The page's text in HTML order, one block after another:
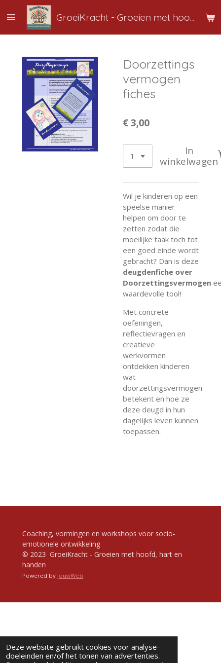
Deze website gebruikt cookies voor analyse-
doeleinden en/of het tonen van advertenties.
direct
GroeiKracht - Groeien met hoofd, hart en handen
Doorzettings
vermogen
fiches
€ 3,00
In
winkelwagen
Wil je kinderen op een
speelse manier
helpen om door te
zetten zodat die
moeilijke taak toch tot
een goed einde wordt
gebracht? Dan is deze
deugdenfiche over
Doorzettingsvermogen
waardevolle tool!
Met concrete
oefeningen,
reflectievragen en
creatieve
werkvormen
ontdekken kinderen
wat
doorzettingsvermogen
betekent en hoe ze
deze deugd in hun
dagelijks leven kunnen
toepassen.
Coaching, vormingen en workshops voor socio-
emotionele ontwikkeling
© 2023 GroeiKracht - Groeien met hoofd, hart en
handen
Powered by JouwWeb